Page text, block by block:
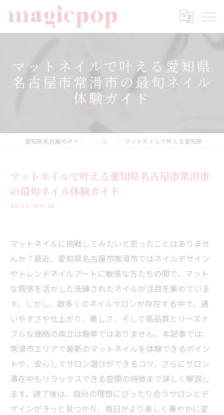
マットネイルで叶える愛知県
名古屋市常滑市の最旬ネイル
体験ガイド
愛知県名古屋のネイルならnailsalon magicpop コラム マットネイルで叶える愛知県名古屋市常滑市の最旬ネイル体験ガイド
マットネイルで叶える愛知県名古屋市常滑市
の最旬ネイル体験ガイド
2025/09/12
マットネイルに挑戦してみたいと思ったことはありませ
んか？最近、愛知県名古屋市常滑市ではネイルデザイン
やトレンドネイルアートに敏感な方たちの間で、マット
な質感を活かした洗練されたネイルが注目を集めていま
す。しかし、数多くのネイルサロンが存在する中で、通
いやすさや仕上がり、美しさ、そして高品質とリーズナ
ブルな価格の両立は簡単ではありません。本記事では、
常滑市エリアで最新のマットネイルを体験できるポイン
トや、安心してサロン選びができるコツ、さらにサロン
滞在中もリラックスできる空間の特徴まで詳しく解説し
ます。読了後は、自分の理想にぴったり合うサロンとデ
ザインがきっと見つかり、毎日がより楽しく華やかに変